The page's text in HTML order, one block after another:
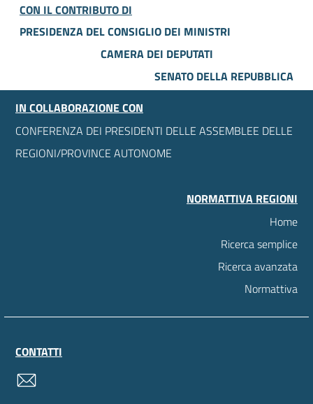
CON IL CONTRIBUTO DI
PRESIDENZA DEL CONSIGLIO DEI MINISTRI
CAMERA DEI DEPUTATI
SENATO DELLA REPUBBLICA
IN COLLABORAZIONE CON
CONFERENZA DEI PRESIDENTI DELLE ASSEMBLEE DELLE
REGIONI/PROVINCE AUTONOME
NORMATTIVA REGIONI
Home
Ricerca semplice
Ricerca avanzata
Normattiva
CONTATTI